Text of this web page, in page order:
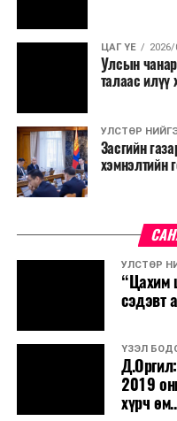
сургалтыг цахим
хаагчдыг зарим
хэмжээг
Төсвийн сахилга бат
байдал хэвийн
хязгаарлалтыг үе
ЦАГ ҮЕ
Улсын
талаас илүү
УЛСТӨР
Засгийн
хэмнэлтийн
УЛСТӨР
“Цахим
сэдэвт
ҮЗЭЛ
2019
хүрч